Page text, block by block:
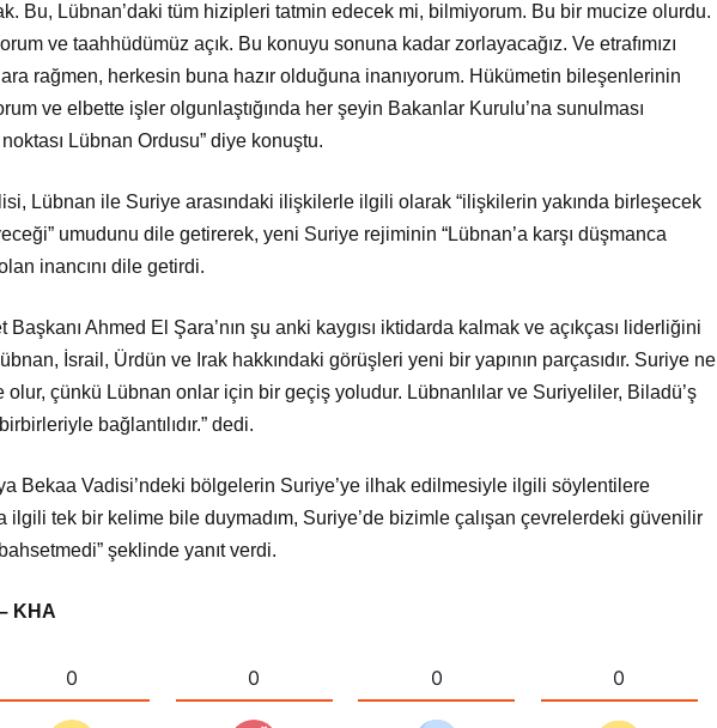
Bu, Lübnan’daki tüm hizipleri tatmin edecek mi, bilmiyorum. Bu bir mucize olurdu.
ve taahhüdümüz açık. Bu konuyu sonuna kadar zorlayacağız. Ve etrafımızı
rağmen, herkesin buna hazır olduğuna inanıyorum. Hükümetin bileşenlerinin
ve elbette işler olgunlaştığında her şeyin Bakanlar Kurulu’na sunulması
Lübnan Ordusu” diye konuştu.
Lübnan ile Suriye arasındaki ilişkilerle ilgili olarak “ilişkilerin yakında birleşecek
umudunu dile getirerek, yeni Suriye rejiminin “Lübnan’a karşı düşmanca
inancını dile getirdi.
Başkanı Ahmed El Şara’nın şu anki kaygısı iktidarda kalmak ve açıkçası liderliğini
İsrail, Ürdün ve Irak hakkındaki görüşleri yeni bir yapının parçasıdır. Suriye ne
çünkü Lübnan onlar için bir geçiş yoludur. Lübnanlılar ve Suriyeliler, Biladü’ş
bağlantılıdır.” dedi.
Bekaa Vadisi’ndeki bölgelerin Suriye’ye ilhak edilmesiyle ilgili söylentilere
ilgili tek bir kelime bile duymadım, Suriye’de bizimle çalışan çevrelerdeki güvenilir
şeklinde yanıt verdi.
KHA
0 0 0 0